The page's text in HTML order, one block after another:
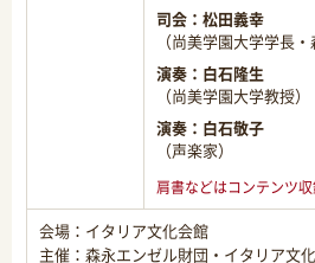
司会： 松田義幸
（尚美学園大学学長
演奏： 白石隆生
（尚美学園大学教授）
演奏： 白石敬子
（声楽家）
肩書などはコンテンツ
会場：イタリア文化会館
主催：森永エンゼル財団・イタリア文